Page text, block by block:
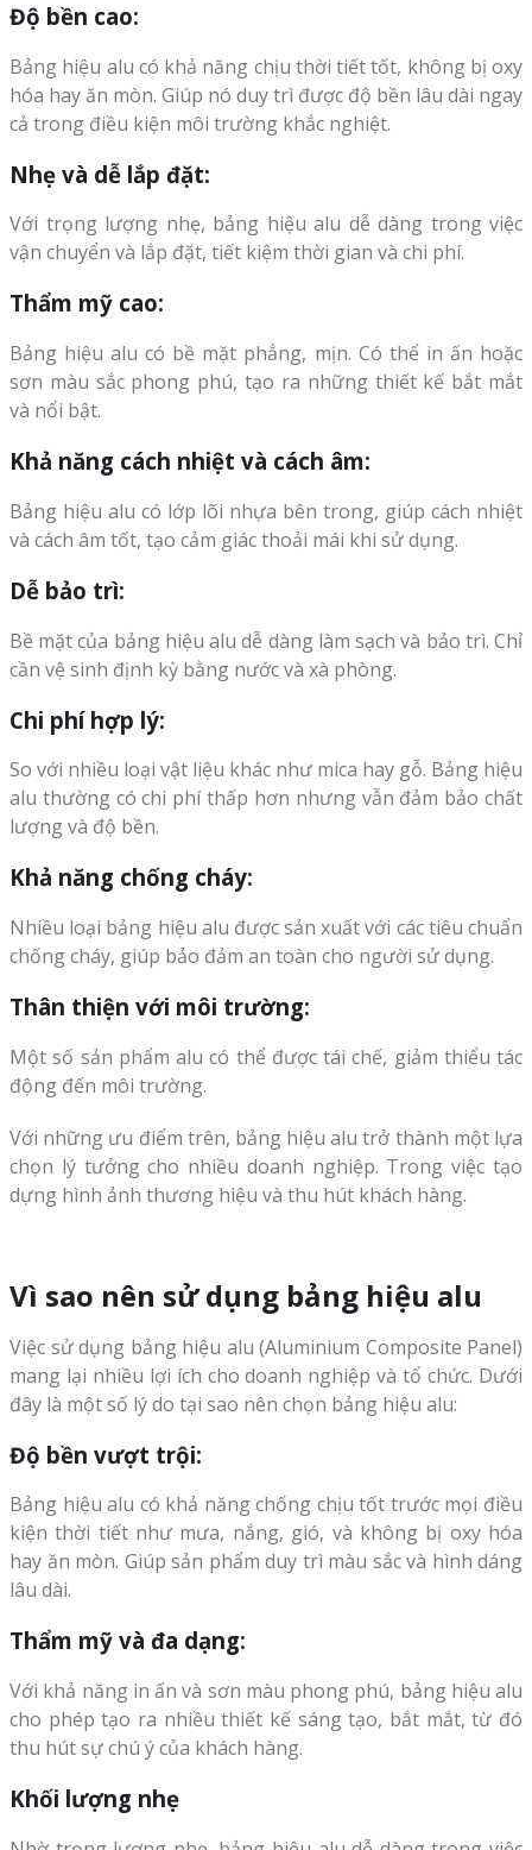
Độ bền cao:
Bảng hiệu alu có khả năng chịu thời tiết tốt, không bị oxy
hóa hay ăn mòn. Giúp nó duy trì được độ bền lâu dài ngay
cả trong điều kiện môi trường khắc nghiệt.
Nhẹ và dễ lắp đặt:
Với trọng lượng nhẹ, bảng hiệu alu dễ dàng trong việc
vận chuyển và lắp đặt, tiết kiệm thời gian và chi phí.
Thẩm mỹ cao:
Bảng hiệu alu có bề mặt phẳng, mịn. Có thể in ấn hoặc
sơn màu sắc phong phú, tạo ra những thiết kế bắt mắt
và nổi bật.
Khả năng cách nhiệt và cách âm:
Bảng hiệu alu có lớp lõi nhựa bên trong, giúp cách nhiệt
và cách âm tốt, tạo cảm giác thoải mái khi sử dụng.
Dễ bảo trì:
Bề mặt của bảng hiệu alu dễ dàng làm sạch và bảo trì. Chỉ
cần vệ sinh định kỳ bằng nước và xà phòng.
Chi phí hợp lý:
So với nhiều loại vật liệu khác như mica hay gỗ. Bảng hiệu
alu thường có chi phí thấp hơn nhưng vẫn đảm bảo chất
lượng và độ bền.
Khả năng chống cháy:
Nhiều loại bảng hiệu alu được sản xuất với các tiêu chuẩn
chống cháy, giúp bảo đảm an toàn cho người sử dụng.
Thân thiện với môi trường:
Một số sản phẩm alu có thể được tái chế, giảm thiểu tác
động đến môi trường.
Với những ưu điểm trên, bảng hiệu alu trở thành một lựa
chọn lý tưởng cho nhiều doanh nghiệp. Trong việc tạo
dựng hình ảnh thương hiệu và thu hút khách hàng.
Vì sao nên sử dụng bảng hiệu alu
Việc sử dụng bảng hiệu alu (Aluminium Composite Panel)
mang lại nhiều lợi ích cho doanh nghiệp và tổ chức. Dưới
đây là một số lý do tại sao nên chọn bảng hiệu alu:
Độ bền vượt trội:
Bảng hiệu alu có khả năng chống chịu tốt trước mọi điều
kiện thời tiết như mưa, nắng, gió, và không bị oxy hóa
hay ăn mòn. Giúp sản phẩm duy trì màu sắc và hình dáng
lâu dài.
Thẩm mỹ và đa dạng:
Với khả năng in ấn và sơn màu phong phú, bảng hiệu alu
cho phép tạo ra nhiều thiết kế sáng tạo, bắt mắt, từ đó
thu hút sự chú ý của khách hàng.
Khối lượng nhẹ